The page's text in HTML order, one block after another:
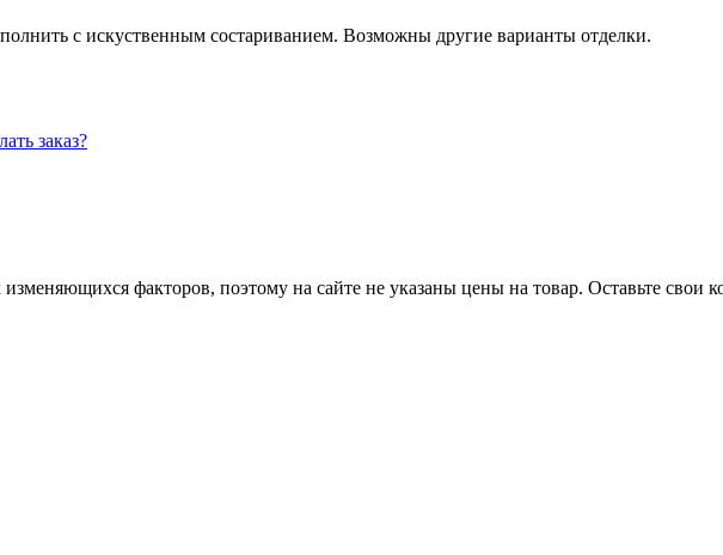
с искуственным состариванием. Возможны другие варианты отделки.
заказ?
факторов, поэтому на сайте не указаны цены на товар. Оставьте